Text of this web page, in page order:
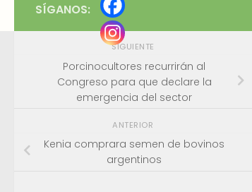
SÍGANOS:
SIGUIENTE
Porcinocultores recurrirán al
Congreso para que declare la
emergencia del sector
ANTERIOR
Kenia comprara semen de bovinos
argentinos